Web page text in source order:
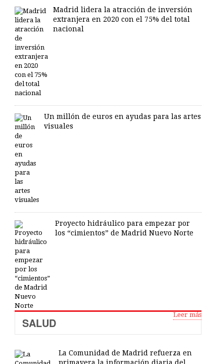
Madrid lidera la atracción de inversión
extranjera en 2020 con el 75% del total
nacional
Un millón de euros en ayudas para las artes
visuales
Proyecto hidráulico para empezar por
los “cimientos” de Madrid Nuevo Norte
Leer más
SALUD
La Comunidad de Madrid refuerza en